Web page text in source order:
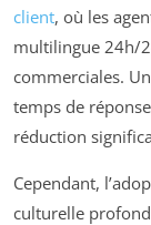
client, où les
multilingue 24h/
commerciales.
temps de
réduction
Cependant,
culturelle